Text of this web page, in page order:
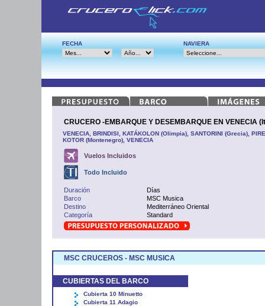
FECHA NAVIERA
CRUCERO -EMBARQUE Y DESEMBARQUE EN VENECIA
VENECIA, BRINDISI, KATÁKOLON (Olimpia), SANTORINI (Grecia),
KOTOR (Montenegro), VENECIA
Vuelos Incluidos
Todo Incluido
Duración
Días
Barco
MSC Musica
Destino
Mediterráneo Oriental
Categoría
Standard
MSC CRUCEROS - MSC MUSICA
CUBIERTAS DEL BARCO
Cubierta 10 Minuetto
Cubierta 11 Adagio